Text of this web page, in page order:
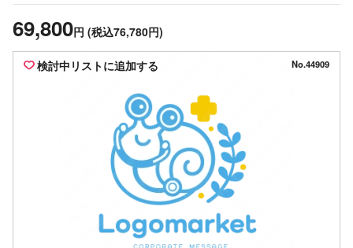
69,800円 (税込76,780円)
検討中リストに追加する No.44909